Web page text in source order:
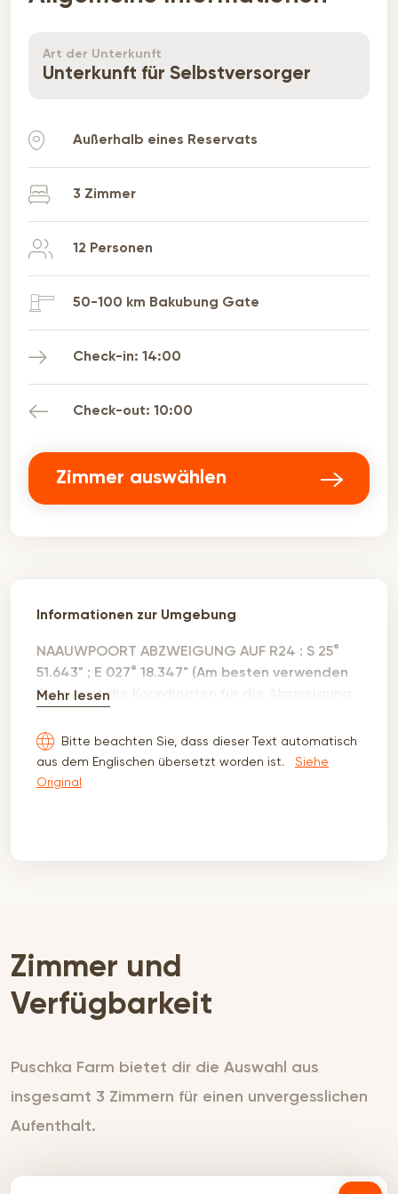
zubereitet.
Art der Unterkunft
Unterkunft für Selbstversorger
Außerhalb eines Reservats
3 Zimmer
12 Personen
50-100 km Bakubung Gate
Check-in: 14:00
Check-out: 10:00
Zimmer auswählen
Informationen zur Umgebung
NAAUWPOORT ABZWEIGUNG AUF R24 : S 25°
51.643" ; E 027° 18.347" (Am besten verwenden
Sie zuerst die Koordinaten für die Abzweigung
Wegbeschreibung für jedes der unten
aufgeführten Cottages. Wenn Sie Google oder
die Koordinaten für die Farm verwenden,
schlechte Straße ist). Von der Stadt
die auch als Konka Camps ausgeschildert ist.
(Schotter). (Wenn Sie auf der R24 zwischen zwei
rot-weißen Mobilfunkmasten durchfahren, sind
Sie an der Vlakfontein Road links ab. An dieser
Abzweigung befinden sich Schilder nach
Emoyeni, Sikelele und Jacksons Ridge. Sie
Nummer mit dem Präfix 'NV'. - VERGEWISSERN
Mehr lesen
Bitte beachten Sie, dass dieser Text automatisch
aus dem Englischen übersetzt worden ist.
Siehe
Original
Zimmer und
Verfügbarkeit
Puschka Farm bietet dir die Auswahl aus
insgesamt 3 Zimmern für einen unvergesslichen
Aufenthalt.